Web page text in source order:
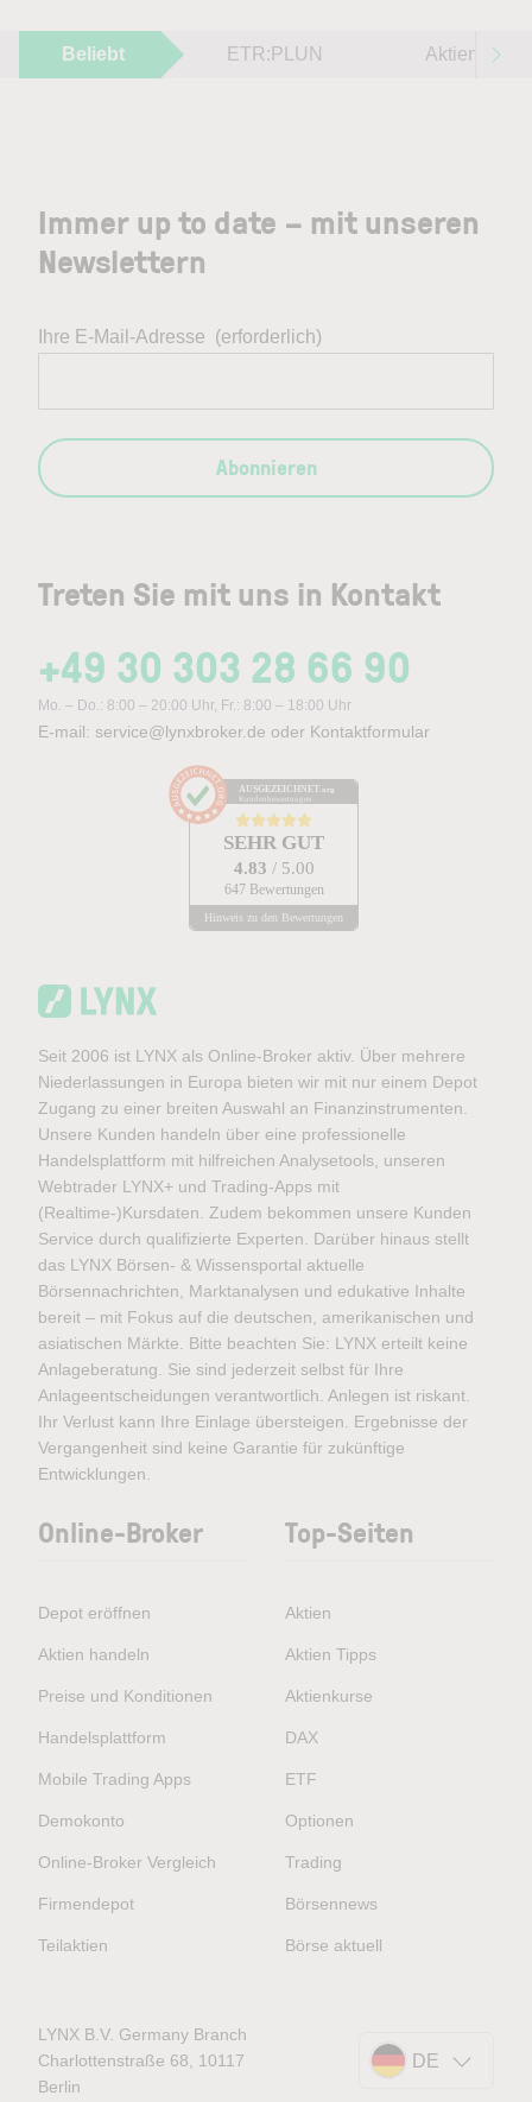
Beliebt ETR:PLUN Aktien im
Treten Sie mit uns in Kontakt
+49 30 303 28 66 90
Mo. – Do.: 8:00 – 20:00 Uhr, Fr.: 8:00 – 18:00 Uhr
E-mail: service@lynxbroker.de oder Kontaktformular
AUSGEZEICHNET .org
Kundenbewertungen
SEHR GUT
4.83 / 5.00
647 Bewertungen
Hinweis zu den Bewertungen
Immer up to date – mit unseren
Newslettern
Ihre E-Mail-Adresse (erforderlich)
Abonnieren
Seit 2006 ist LYNX als Online-Broker aktiv. Über mehrere
Niederlassungen in Europa bieten wir mit nur einem Depot
Zugang zu einer breiten Auswahl an Finanzinstrumenten.
Unsere Kunden handeln über eine professionelle
Handelsplattform mit hilfreichen Analysetools, unseren
Webtrader LYNX+ und Trading-Apps mit
(Realtime-)Kursdaten. Zudem bekommen unsere Kunden
Service durch qualifizierte Experten. Darüber hinaus stellt
das LYNX Börsen- & Wissensportal aktuelle
Börsennachrichten, Marktanalysen und edukative Inhalte
bereit – mit Fokus auf die deutschen, amerikanischen und
asiatischen Märkte. Bitte beachten Sie: LYNX erteilt keine
Anlageberatung. Sie sind jederzeit selbst für Ihre
Anlageentscheidungen verantwortlich. Anlegen ist riskant.
Ihr Verlust kann Ihre Einlage übersteigen. Ergebnisse der
Vergangenheit sind keine Garantie für zukünftige
Entwicklungen.
Online-Broker
Depot eröffnen
Aktien handeln
Preise und Konditionen
Handelsplattform
Mobile Trading Apps
Demokonto
Online-Broker Vergleich
Firmendepot
Teilaktien
Top-Seiten
Aktien
Aktien Tipps
Aktienkurse
DAX
ETF
Optionen
Trading
Börsennews
Börse aktuell
LYNX B.V. Germany Branch
Charlottenstraße 68, 10117
Berlin
DE